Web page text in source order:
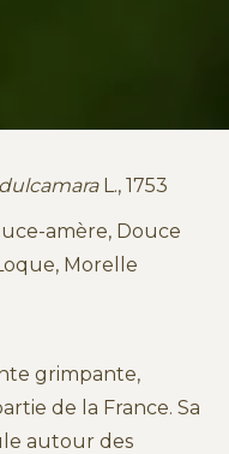
L., 1753
amère, Douce
Morelle
grimpante,
de la France. Sa
autour des